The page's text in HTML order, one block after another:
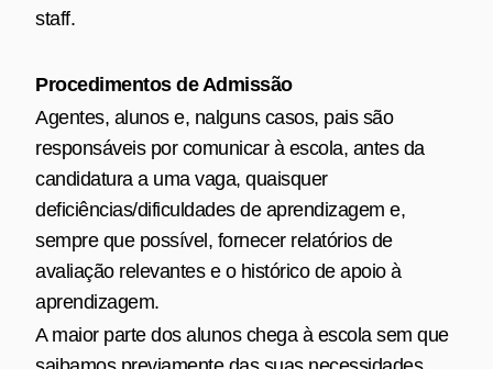
staff.
Procedimentos de Admissão
Agentes, alunos e, nalguns casos, pais são
responsáveis por comunicar à escola, antes da
candidatura a uma vaga, quaisquer
deficiências/dificuldades de aprendizagem e,
sempre que possível, fornecer relatórios de
avaliação relevantes e o histórico de apoio à
aprendizagem.
A maior parte dos alunos chega à escola sem que